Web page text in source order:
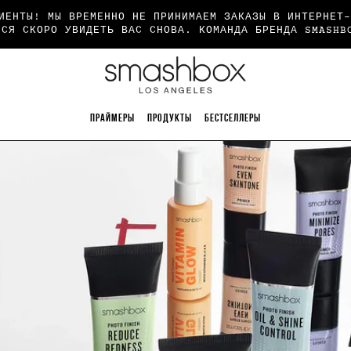
МЫ ВРЕМЕННО НЕ ПРИНИМАЕМ ЗАКАЗЫ В ИНТЕРНЕТ-
СКОРО УВИДЕТЬ ВАС СНОВА. КОМАНДА БРЕНДА
ПРАЙМЕРЫ ПРОДУКТЫ БЕСТСЕЛЛЕРЫ